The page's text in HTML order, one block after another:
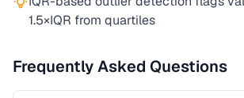
1.5×IQR from quartiles
Frequently Asked Questions